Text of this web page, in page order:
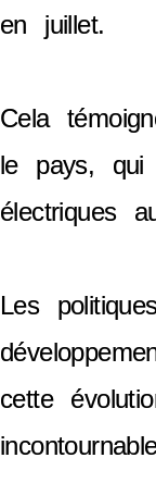
en juillet.
Cela
le pays, qui
électriques
Les
cette